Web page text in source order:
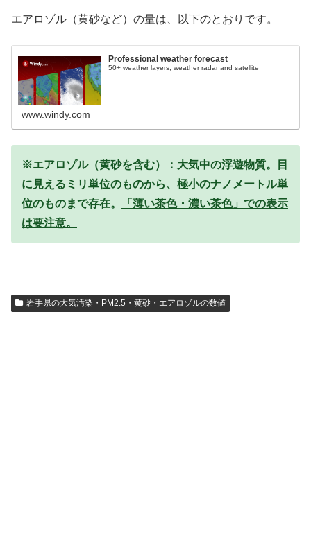
エアロゾル（黄砂など）の量は、以下のとおりです。
Professional weather forecast
50+ weather layers, weather radar and satellite
www.windy.com
※エアロゾル（黄砂を含む）：大気中の浮遊物質。目
に見えるミリ単位のものから、極小のナノメートル単
位のものまで存在。
「薄い茶色・濃い茶色」での表示
は要注意。
岩手県の大気汚染・PM2.5・黄砂・エアロゾルの数値